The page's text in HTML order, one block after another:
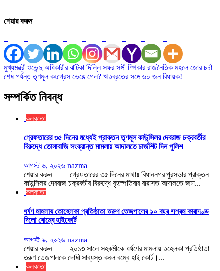
শেয়ার করুন
Post
navigation
মুখ্যমন্ত্রী শুভেন্দু অধিকারীর ঝটিকা দিল্লি সফর সঙ্গী স্পিকার রাজনৈতিক মহলে জোর চর্চা
শেষ পর্যন্ত তৃণমূল কংগ্রেস ভেঙে গেল? ঋতব্রতের সঙ্গে ৬০ জন বিধায়ক!
সম্পর্কিত নিবন্ধ
কলকাতা
গ্রেফতারের ৩৫ দিনের মধ্যেই প্রাক্তন তৃণমূল কাউন্সিলর দেবরাজ চক্রবর্তীর
বিরুদ্ধে তোলাবাজি সংক্রান্ত মামলায় আদালতে চার্জশিট দিল পুলিশ
আগস্ট ৬, ২০২৬ nazma
শেয়ার করুন গ্রেফতারের ৩৫ দিনের মাথায় বিধাননগর পুরসভার প্রাক্তন
কাউন্সিলর দেবরাজ চক্রবর্তীর বিরুদ্ধে বৃহস্পতিবার বারাসত আদালতে জমা...
কলকাতা
ধর্ষণ মামলায় তোহেলকা প্রতিষ্ঠাতা তরুণ তেজপালের ১০ বছর সশ্রম কারাদণ্ড
দিলো বোম্বে হাইকোর্ট
আগস্ট ৬, ২০২৬ nazma
শেয়ার করুন ২০১৩ সালে সহকর্মীকে ধর্ষণের মামলায় তহেলকা প্রতিষ্ঠাতা
তরুণ তেজপালকে দোষী সাব্যস্ত করল বম্বে হাই কোর্ট।...
কলকাতা